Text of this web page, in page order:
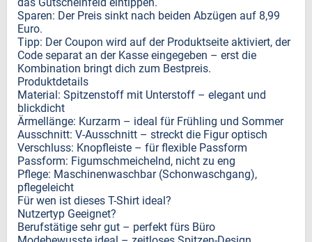
Sparen: Der Preis sinkt nach beiden Abzügen auf 8,99
Euro.
Tipp: Der Coupon wird auf der Produktseite aktiviert, der
Code separat an der Kasse eingegeben – erst die
Kombination bringt dich zum Bestpreis.
Produktdetails
Material: Spitzenstoff mit Unterstoff – elegant und
blickdicht
Ärmellänge: Kurzarm – ideal für Frühling und Sommer
Ausschnitt: V-Ausschnitt – streckt die Figur optisch
Verschluss: Knopfleiste – für flexible Passform
Passform: Figumschmeichelnd, nicht zu eng
Pflege: Maschinenwaschbar (Schonwaschgang),
pflegeleicht
Für wen ist dieses T-Shirt ideal?
Nutzertyp Geeignet?
Berufstätige sehr gut – perfekt fürs Büro